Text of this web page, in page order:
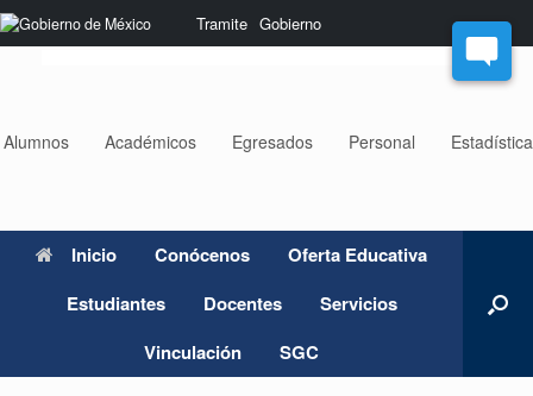
Nota:
este
sistema
Tramite Gobierno
Saltar
al
Alumnos Académicos Egresados Personal
Inicio Conócenos
Oferta Educativa
Estudiantes
Docentes
Servicios
Vinculación
SGC